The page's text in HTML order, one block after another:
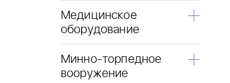
Медицинское
оборудование
Минно-торпедное
вооружение